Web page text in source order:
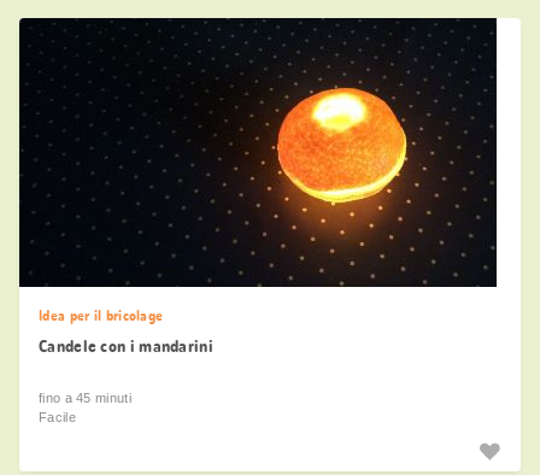
Idea per il bricolage
Candele con i mandarini
fino a 45 minuti
Facile